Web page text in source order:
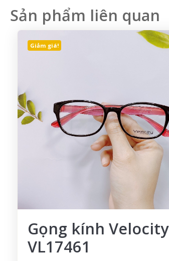
Sản phẩm liên quan
Giảm giá!
Gọng kính Velocity
VL17461